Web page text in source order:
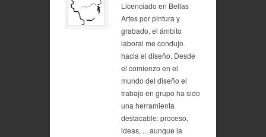
Licenciado en Bellas
Artes por pintura y
grabado, el ámbito
laboral me condujo
hacia el diseño. Desde
el comienzo en el
mundo del diseño el
trabajo en grupo ha sido
una herramienta
destacable: proceso,
ideas, ... aunque la